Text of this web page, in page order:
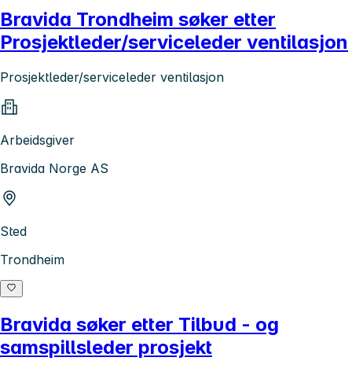
Bravida Trondheim søker etter
Prosjektleder/serviceleder ventilasjon
Prosjektleder/serviceleder ventilasjon
Arbeidsgiver
Bravida Norge AS
Sted
Trondheim
Bravida søker etter Tilbud - og
samspillsleder prosjekt